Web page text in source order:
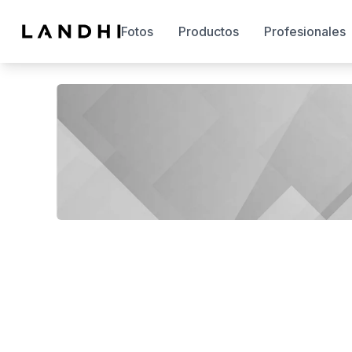
Fotos Productos Profesionales